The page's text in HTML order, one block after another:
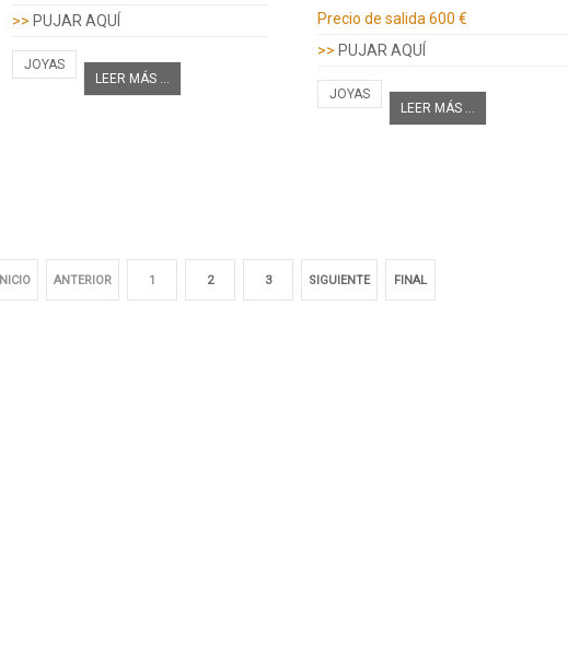
>> PUJAR AQUÍ
JOYAS
LEER MÁS ...
Precio de salida 600 €
>> PUJAR AQUÍ
JOYAS
LEER MÁS ...
INICIO ANTERIOR 1 2 3 SIGUIENTE FINAL